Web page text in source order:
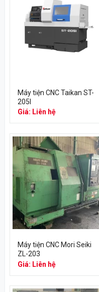
Máy tiện CNC Taikan ST-
205I
Giá: Liên hệ
Máy tiện CNC Mori Seiki
ZL-203
Giá: Liên hệ